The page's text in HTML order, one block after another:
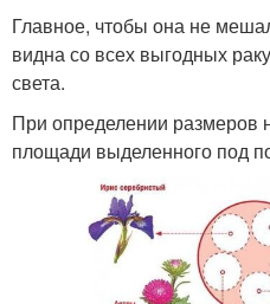
Главное, чтобы она не
видна со всех выгодных
света.
При определении размеров
площади выделенного под